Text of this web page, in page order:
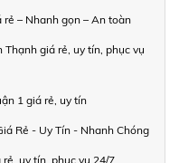
– Nhanh gọn – An toàn
giá rẻ, uy tín, phục vụ
1 giá rẻ, uy tín
Rẻ - Uy Tín - Nhanh Chóng
uy tín, phục vụ 24/7